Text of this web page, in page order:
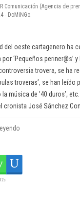
Comunicación (Agencia de
- DoMiNGo.
del oeste cartagenero ha
‘Pequeños periner@s’
trovera, se ha
troveras’, se han
música de ’40 duros’, etc.
cronista José Sánchez